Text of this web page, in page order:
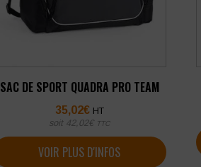
SAC DE SPORT QUADRA PRO TEAM
35,02€ HT
soit 42,02€ TTC
VOIR PLUS D'INFOS